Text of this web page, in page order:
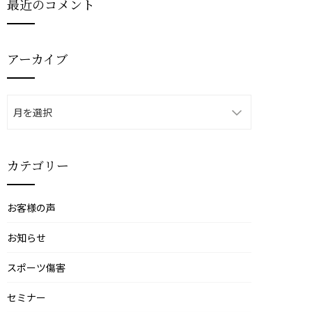
最近のコメント
アーカイブ
ー
ブ
カテゴリー
お客様の声
お知らせ
スポーツ傷害
セミナー